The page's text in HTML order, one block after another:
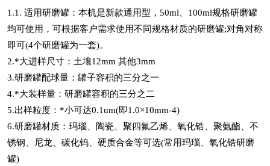
1.1. 适用研磨罐：本机是新款通用型，50ml、100ml规格研磨罐
均可使用，可根据客户需求使用不同规格材质的研磨罐;对角对称
即可(4个研磨罐为一套)。
2.*大进样尺寸：土壤12mm 其他3mm
3.研磨罐配球量：罐子容积的三分之一
4.*大装样量：研磨罐容积的三分之二
5.出样粒度：*小可达0.1um(即1.0×10mm-4)
6.研磨罐材质：玛瑙、陶瓷、聚四氟乙烯、氧化锆、聚氨酯、不
锈钢、尼龙、碳化钨、硬质合金等可选(常用玛瑙、氧化锆研磨
罐)